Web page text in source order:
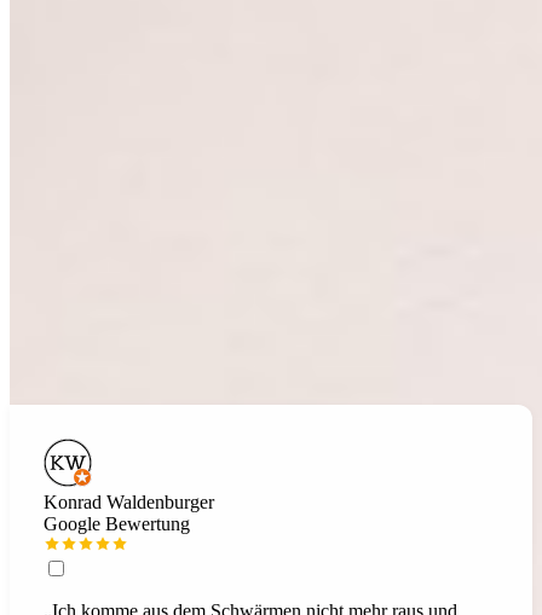
Konrad Waldenburger
Google Bewertung
„Ich komme aus dem Schwärmen nicht mehr raus und